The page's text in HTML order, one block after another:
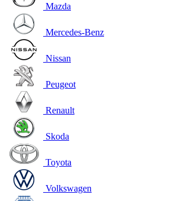
Mazda
Mercedes-Benz
Nissan
Peugeot
Renault
Skoda
Toyota
Volkswagen